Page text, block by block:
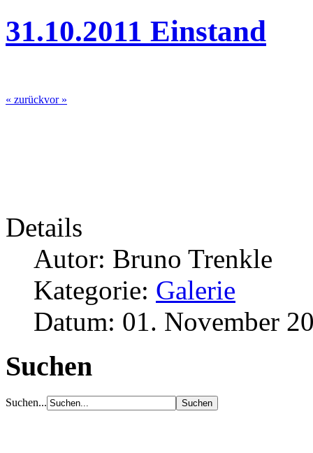
31.10.2011 Einstand
« zurückvor »
Details
Autor: Bruno Trenkle
Kategorie: Galerie
Datum: 01. November
Suchen
Suchen...